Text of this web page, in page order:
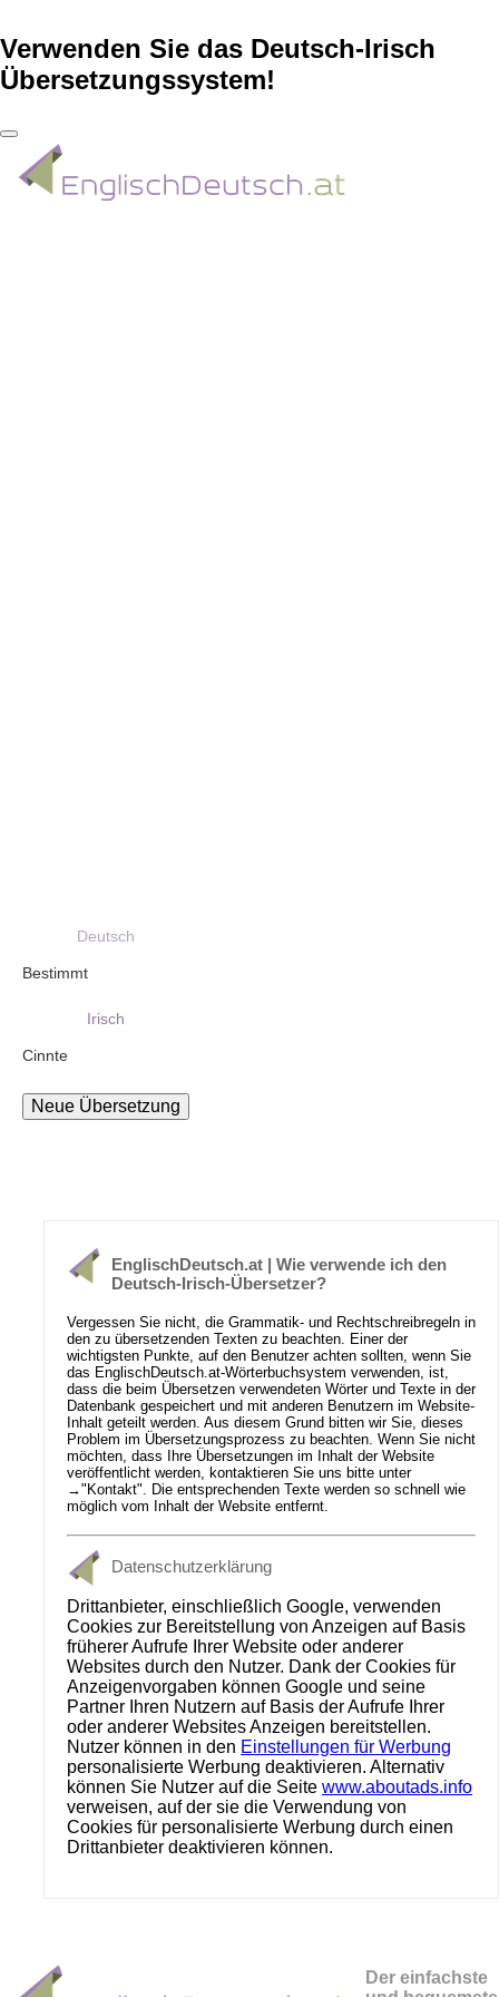
Verwenden Sie das Deutsch-Irisch
Übersetzungssystem!
Deutsch
Bestimmt
Irisch
Cinnte
EnglischDeutsch.at | Wie verwende ich den
Deutsch-Irisch-Übersetzer?
Vergessen Sie nicht, die Grammatik- und Rechtschreibregeln in
den zu übersetzenden Texten zu beachten. Einer der
wichtigsten Punkte, auf den Benutzer achten sollten, wenn Sie
das EnglischDeutsch.at-Wörterbuchsystem verwenden, ist,
dass die beim Übersetzen verwendeten Wörter und Texte in der
Datenbank gespeichert und mit anderen Benutzern im Website-
Inhalt geteilt werden. Aus diesem Grund bitten wir Sie, dieses
Problem im Übersetzungsprozess zu beachten. Wenn Sie nicht
möchten, dass Ihre Übersetzungen im Inhalt der Website
veröffentlicht werden, kontaktieren Sie uns bitte unter
→"Kontakt" . Die entsprechenden Texte werden so schnell wie
möglich vom Inhalt der Website entfernt.
Datenschutzerklärung
Drittanbieter, einschließlich Google, verwenden
Cookies zur Bereitstellung von Anzeigen auf Basis
früherer Aufrufe Ihrer Website oder anderer
Websites durch den Nutzer. Dank der Cookies für
Anzeigenvorgaben können Google und seine
Partner Ihren Nutzern auf Basis der Aufrufe Ihrer
oder anderer Websites Anzeigen bereitstellen.
Nutzer können in den Einstellungen für Werbung
personalisierte Werbung deaktivieren. Alternativ
können Sie Nutzer auf die Seite www.aboutads.info
verweisen, auf der sie die Verwendung von
Cookies für personalisierte Werbung durch einen
Drittanbieter deaktivieren können.
Der einfachste